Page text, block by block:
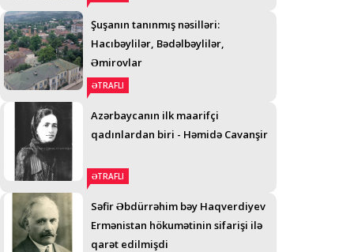
Şuşanın tanınmış nəsilləri:
Hacıbəylilər, Bədəlbəylilər,
Əmirovlar
ƏTRAFLI
Azərbaycanın ilk maarifçi
qadınlardan biri - Həmidə Cavanşir
ƏTRAFLI
Səfir Əbdürrəhim bəy Haqverdiyev
Ermənistan hökumətinin sifarişi ilə
qarət edilmişdi